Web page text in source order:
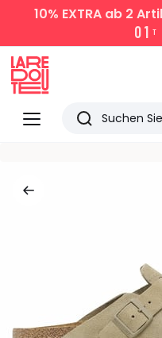
10% EXTRAab 2
01 T
Menü
Redoute
Suchen